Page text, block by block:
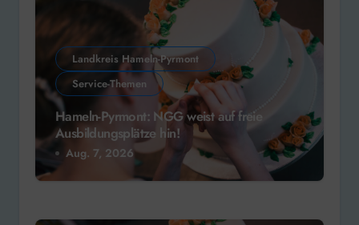
Landkreis Hameln-Pyrmont
Service-Themen
Hameln-Pyrmont: NGG weist auf freie
Ausbildungsplätze hin!
Aug. 7, 2026